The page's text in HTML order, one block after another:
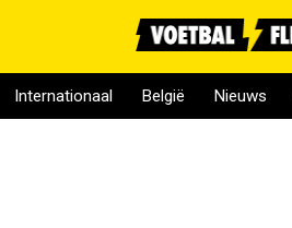
Internationaal België Nieuws